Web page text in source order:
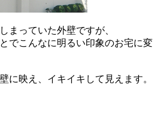
まっていた外壁ですが、
でこんなに明るい印象のお宅に変
に映え、イキイキして見えます。